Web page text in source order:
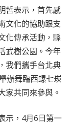
哲表示，首先感
文化的協助跟支
化傳承活動，縣
武樹公園。今年
我們攜手台北典
辦舞臨西螺七崁
家共同來參與。
示，4月6日第一